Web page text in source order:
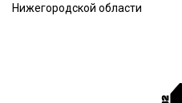
Нижегородской области